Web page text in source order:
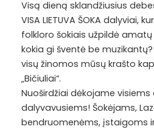
Visą dieną sklandžiusius
VISA LIETUVA ŠOKA dalyviai,
folkloro šokiais užpildė
kokia gi šventė be
visų žinomos mūsų krašto
„Bičiuliai“.
Nuoširdžiai dėkojame
dalyvavusiems! Šokėjams,
bendruomenėms, įstaigoms